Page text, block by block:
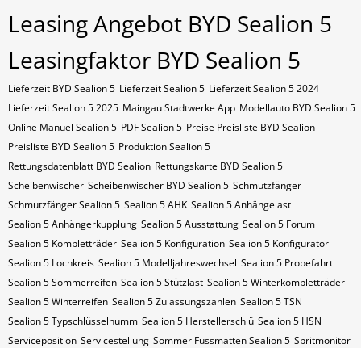
Leasing Angebot BYD Sealion 5
Leasingfaktor BYD Sealion 5
Lieferzeit BYD Sealion 5 Lieferzeit Sealion 5 Lieferzeit Sealion 5 2024
Lieferzeit Sealion 5 2025 Maingau Stadtwerke App Modellauto BYD Sealion 5
Online Manuel Sealion 5 PDF Sealion 5 Preise Preisliste BYD Sealion
Preisliste BYD Sealion 5 Produktion Sealion 5
Rettungsdatenblatt BYD Sealion Rettungskarte BYD Sealion 5
Scheibenwischer Scheibenwischer BYD​ Sealion 5 Schmutzfänger
Schmutzfänger Sealion 5 Sealion 5 AHK Sealion 5 Anhängelast
Sealion 5 Anhängerkupplung Sealion 5 Ausstattung Sealion 5 Forum
Sealion 5 Kompletträder Sealion 5 Konfiguration Sealion 5 Konfigurator
Sealion 5 Lochkreis Sealion 5 Modelljahreswechsel Sealion 5 Probefahrt
Sealion 5 Sommerreifen Sealion 5 Stützlast Sealion 5 Winterkompletträder
Sealion 5 Winterreifen Sealion 5 Zulassungszahlen Sealion 5​​​​ TSN
Sealion 5​​​​ Typschlüsselnumm Sealion 5​​​​​ Herstellerschlü Sealion 5​​​​​ HSN
Serviceposition Servicestellung Sommer Fussmatten Sealion 5 Spritmonitor